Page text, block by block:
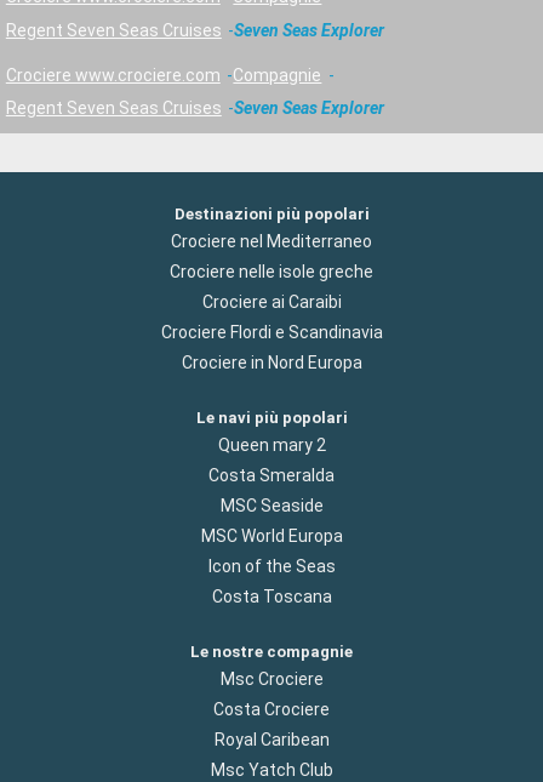
Regent Seven Seas Cruises
Seven Seas Explorer
Crociere www.crociere.com
Compagnie
Regent Seven Seas Cruises
Seven Seas Explorer
Destinazioni più popolari
Crociere nel Mediterraneo
Crociere nelle isole greche
Crociere ai Caraibi
Crociere Flordi e Scandinavia
Crociere in Nord Europa
Le navi più popolari
Queen mary 2
Costa Smeralda
MSC Seaside
MSC World Europa
Icon of the Seas
Costa Toscana
Le nostre compagnie
Msc Crociere
Costa Crociere
Royal Caribean
Msc Yatch Club